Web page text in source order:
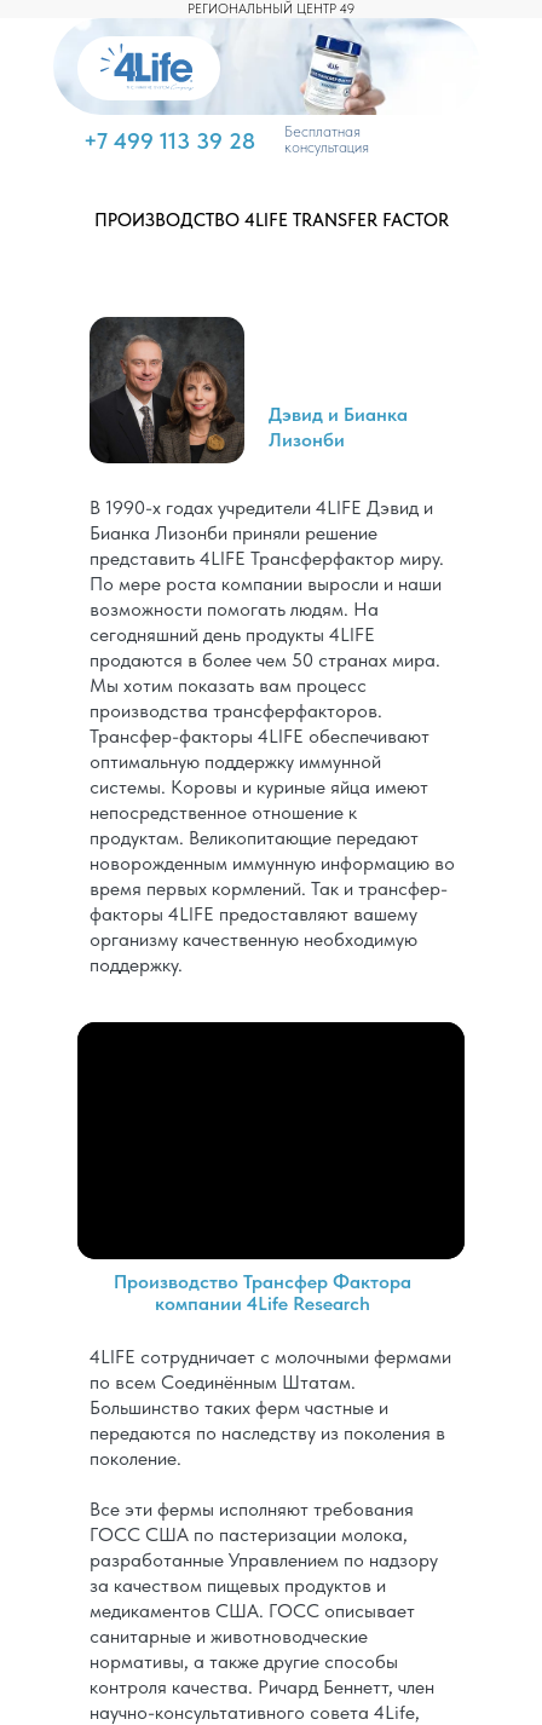
РЕГИОНАЛЬНЫЙ ЦЕНТР 49
Бесплатная
консультация
+7 499 113 39 28
ПРОИЗВОДСТВО 4LIFE TRANSFER FACTOR
4LIFE сотрудничает с молочными фермами
по всем Соединённым Штатам.
Большинство таких ферм частные и
передаются по наследству из поколения в
поколение.
Все эти фермы исполняют требования
ГОСС США по пастеризации молока,
разработанные Управлением по надзору
за качеством пищевых продуктов и
медикаментов США. ГОСС описывает
санитарные и животноводческие
нормативы, а также другие способы
контроля качества. Ричард Беннетт, член
научно-консультативного совета 4Life,
В 1990-х годах учредители 4LIFE Дэвид и
Бианка Лизонби приняли решение
представить 4LIFE Трансферфактор миру.
По мере роста компании выросли и наши
возможности помогать людям. На
сегодняшний день продукты 4LIFE
продаются в более чем 50 странах мира.
Мы хотим показать вам процесс
производства трансферфакторов.
Трансфер-факторы 4LIFE обеспечивают
оптимальную поддержку иммунной
системы. Коровы и куриные яйца имеют
непосредственное отношение к
продуктам. Великопитающие передают
новорожденным иммунную информацию во
время первых кормлений. Так и трансфер-
факторы 4LIFE предоставляют вашему
организму качественную необходимую
поддержку.
Дэвид и Бианка
Лизонби
Производство Трансфер Фактора
компании 4Life Research